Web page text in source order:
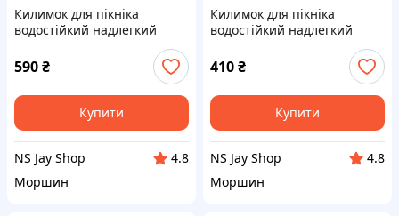
Килимок для пікніка
водостійкий надлегкий
Naturehike Moisture Picnic
Mat NH17D050-B, 145x100
см, чорний
590₴
Купити
NS Jay Shop
4.8
Моршин
Килимок для пікніка
водостійкий надлегкий
Naturehike Moisture Picnic
Mat NH17D050-B, 120x70 см,
чорний
410₴
Купити
NS Jay Shop
4.8
Моршин